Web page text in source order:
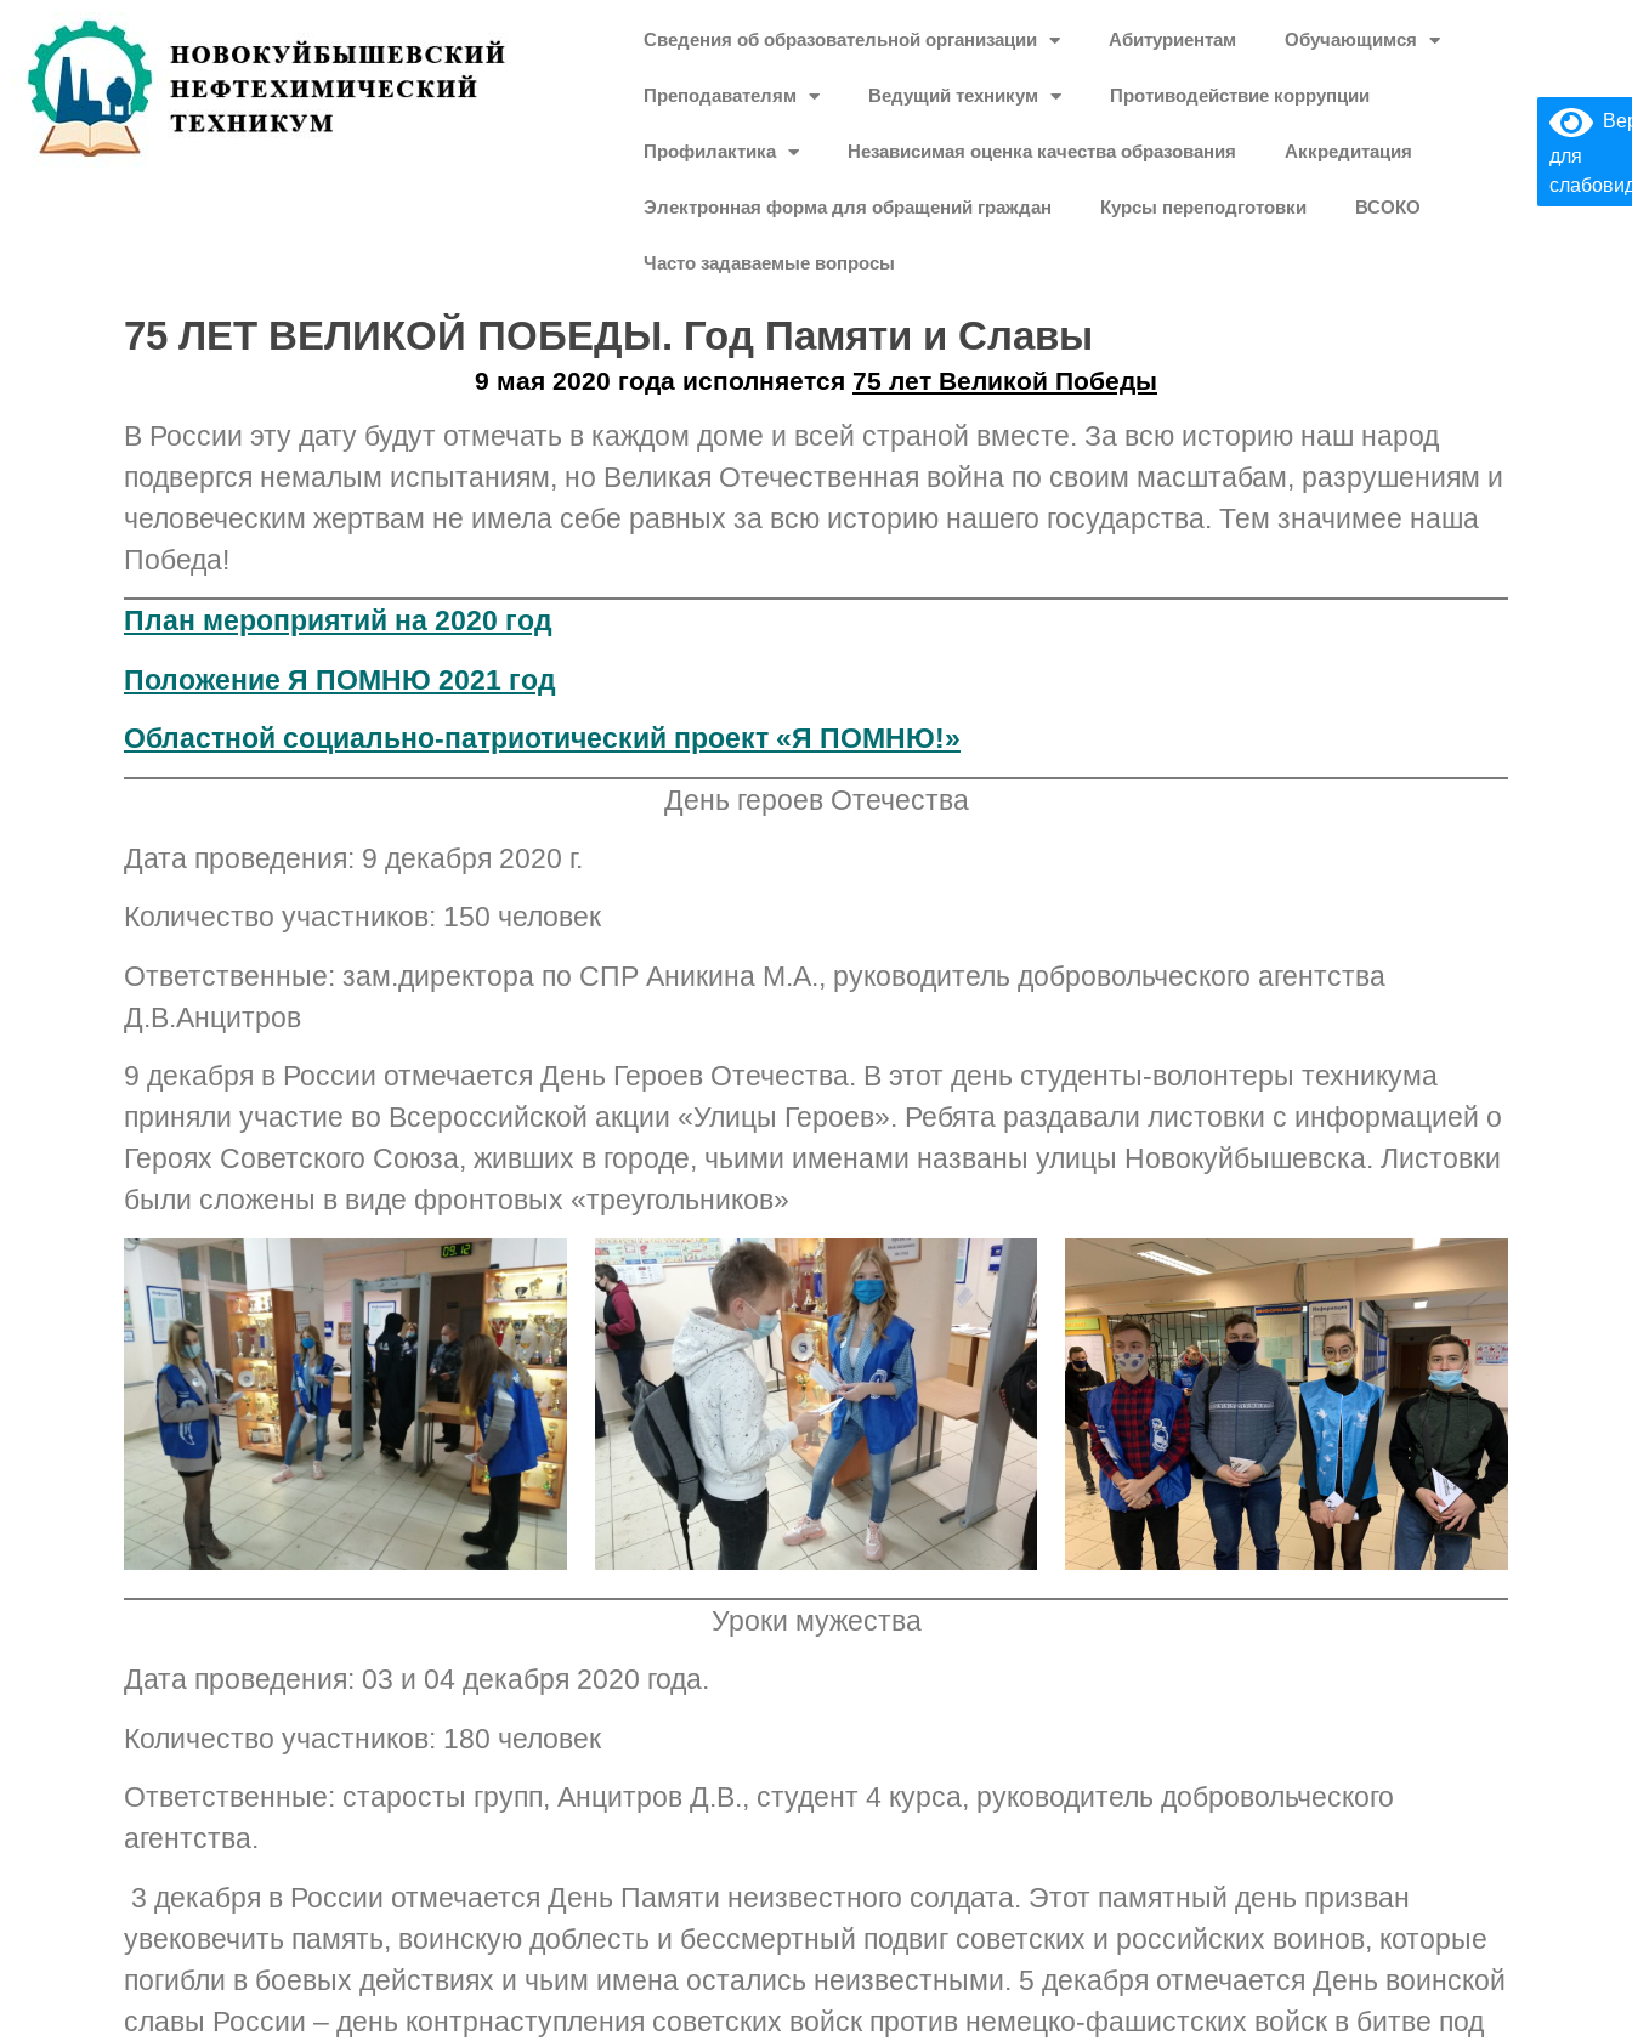
для
Сведения об образовательной организации Абитуриентам Обучающимся
Преподавателям Ведущий техникум Противодействие коррупции
Профилактика Независимая оценка качества образования Аккредитация
Электронная форма для обращений граждан Курсы переподготовки ВСОКО
Часто задаваемые вопросы
75 ЛЕТ ВЕЛИКОЙ ПОБЕДЫ. Год Памяти и Славы
9 мая 2020 года исполняется 75 лет Великой Победы
В России эту дату будут отмечать в каждом доме и всей страной вместе. За всю историю наш народ
подвергся немалым испытаниям, но Великая Отечественная война по своим масштабам, разрушениям и
человеческим жертвам не имела себе равных за всю историю нашего государства. Тем значимее наша
Победа!
План мероприятий на 2020 год
Положение Я ПОМНЮ 2021 год
Областной социально-патриотический проект «Я ПОМНЮ!»
День героев Отечества
Дата проведения: 9 декабря 2020 г.
Количество участников: 150 человек
Ответственные: зам.директора по СПР Аникина М.А., руководитель добровольческого агентства
Д.В.Анцитров
9 декабря в России отмечается День Героев Отечества. В этот день студенты-волонтеры техникума
приняли участие во Всероссийской акции «Улицы Героев». Ребята раздавали листовки с информацией о
Героях Советского Союза, живших в городе, чьими именами названы улицы Новокуйбышевска. Листовки
были сложены в виде фронтовых «треугольников»
Уроки мужества
Дата проведения: 03 и 04 декабря 2020 года.
Количество участников: 180 человек
Ответственные: старосты групп, Анцитров Д.В., студент 4 курса, руководитель добровольческого
агентства.
3 декабря в России отмечается День Памяти неизвестного солдата. Этот памятный день призван
увековечить память, воинскую доблесть и бессмертный подвиг советских и российских воинов, которые
погибли в боевых действиях и чьим имена остались неизвестными. 5 декабря отмечается День воинской
славы России – день контрнаступления советских войск против немецко-фашистских войск в битве под